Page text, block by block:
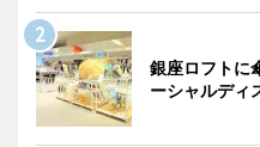
銀座ロフト
ーシャルディ